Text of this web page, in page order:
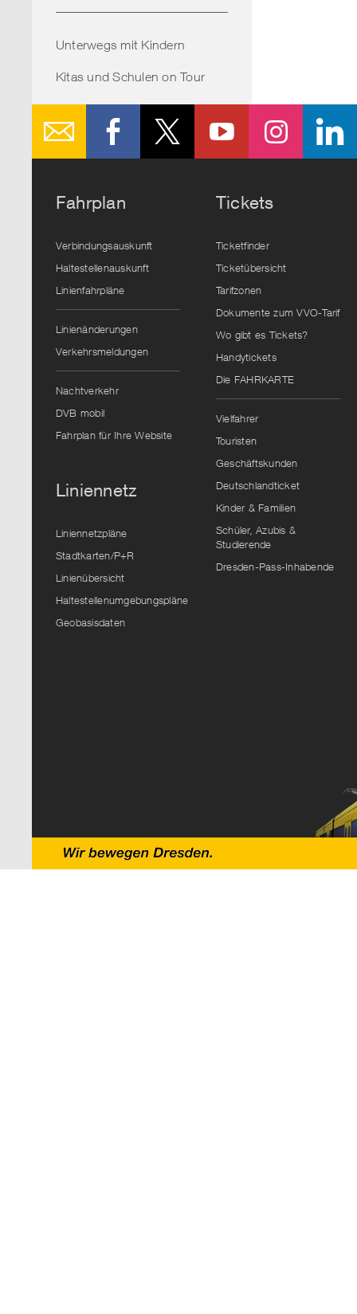
Unterwegs mit Kindern
Kitas und Schulen on Tour
Fahrplan
Verbindungsauskunft
Haltestellenauskunft
Linienfahrpläne
Linienänderungen
Verkehrsmeldungen
Nachtverkehr
DVB mobil
Fahrplan für Ihre Website
Liniennetz
Liniennetzpläne
Stadtkarten/P+R
Linienübersicht
Haltestellenumgebungspläne
Geobasisdaten
Tickets
Ticketfinder
Ticketübersicht
Tarifzonen
Dokumente zum VVO-Tarif
Wo gibt es Tickets?
Handytickets
Die FAHRKARTE
Vielfahrer
Touristen
Geschäftskunden
Deutschlandticket
Kinder & Familien
Schüler, Azubis &
Studierende
Dresden-Pass-Inhabende